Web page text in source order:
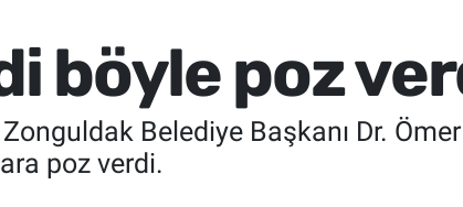
böyle poz
Zonguldak Belediye Başkanı Dr.
poz verdi.